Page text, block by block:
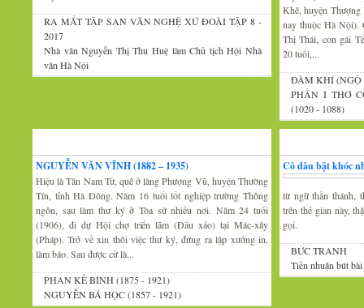
RA MẮT TẬP SAN VĂN NGHỆ XỨ ĐOÀI TẬP 8 -
2017
Nhà văn Nguyễn Thị Thu Huệ làm Chủ tịch Hội Nhà
văn Hà Nội
Khê, huyện
nay thuộc Hà Nội).
Thị Thái, con gái
20 tuổi,...
ĐÀM KHÍ (NGỘ
PHẦN I THƠ
(1020 - 1088)
NGUYỄN VĂN VĨNH (1882 – 1935)
Hiệu là Tân Nam Tử, quê ở làng Phượng Vũ, huyện Thường
Tín, tỉnh Hà Đông. Năm 16 tuổi tốt nghiệp trường Thông
ngôn, sau làm thư ký ở Tòa sứ nhiều nơi. Năm 24 tuổi
(1906), đi dự Hội chợ triển lãm (Đấu xảo) tại Mác-xây
(Pháp). Trở về xin thôi việc thư ký, đứng ra lập xưởng in,
làm báo. Sau được cử là...
PHAN KẾ BÍNH (1875 - 1921)
NGUYỄN BÁ HỌC (1857 - 1921)
Cô dâu bật khóc
từ ngữ thần thánh,
trên thế gian này,
gọi.
BỨC TRANH
Tiền nhuận bút